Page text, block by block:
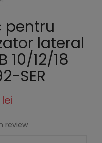
pentru
lateral
10/12/18
SER
review